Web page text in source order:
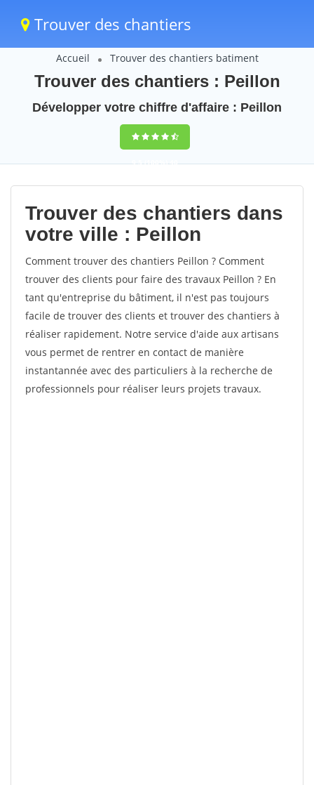
Trouver des chantiers
Accueil Trouver des chantiers batiment
Trouver des chantiers : Peillon
Développer votre chiffre d'affaire : Peillon
9,5(100%)40
votes
Trouver des chantiers dans
votre ville : Peillon
Comment trouver des chantiers Peillon ? Comment
trouver des clients pour faire des travaux Peillon ? En
tant qu'entreprise du bâtiment, il n'est pas toujours
facile de trouver des clients et trouver des chantiers à
réaliser rapidement. Notre service d'aide aux artisans
vous permet de rentrer en contact de manière
instantannée avec des particuliers à la recherche de
professionnels pour réaliser leurs projets travaux.